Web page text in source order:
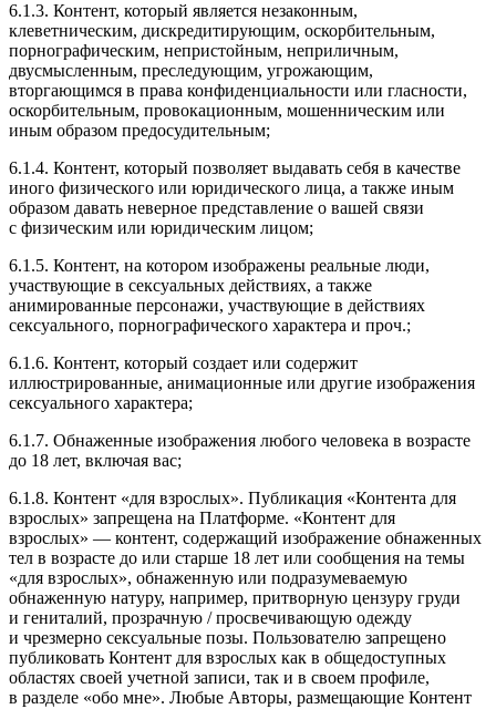
6.1.3. Контент, который является незаконным,
клеветническим, дискредитирующим, оскорбительным,
порнографическим, непристойным, неприличным,
двусмысленным, преследующим, угрожающим,
вторгающимся в права конфиденциальности или гласности,
оскорбительным, провокационным, мошенническим или
иным образом предосудительным;
6.1.4. Контент, который позволяет выдавать себя в качестве
иного физического или юридического лица, а также иным
образом давать неверное представление о вашей связи
с физическим или юридическим лицом;
6.1.5. Контент, на котором изображены реальные люди,
участвующие в сексуальных действиях, а также
анимированные персонажи, участвующие в действиях
сексуального, порнографического характера и проч.;
6.1.6. Контент, который создает или содержит
иллюстрированные, анимационные или другие изображения
сексуального характера;
6.1.7. Обнаженные изображения любого человека в возрасте
до 18 лет, включая вас;
6.1.8. Контент «для взрослых». Публикация «Контента для
взрослых» запрещена на Платформе. «Контент для
взрослых» — контент, содержащий изображение обнаженных
тел в возрасте до или старше 18 лет или сообщения на темы
«для взрослых», обнаженную или подразумеваемую
обнаженную натуру, например, притворную цензуру груди
и гениталий, прозрачную / просвечивающую одежду
и чрезмерно сексуальные позы. Пользователю запрещено
публиковать Контент для взрослых как в общедоступных
областях своей учетной записи, так и в своем профиле,
в разделе «обо мне». Любые Авторы, размещающие Контент